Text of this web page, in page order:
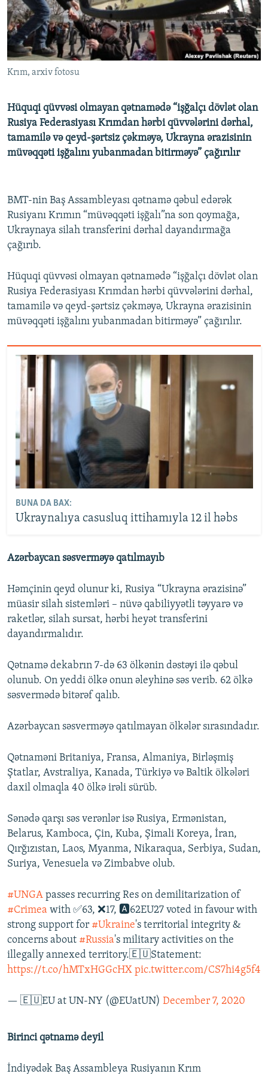
İNFOQRAFIKA
KARIKATURA
AZƏRBAYCAN ƏDƏBIYYATI KITABXANASI
İSLAM VƏ DEMOKRATIYA
İZ - MƏDƏNIYYƏT PROQRAMI
MISSIYAMIZ
PEŞƏ ETIKASI VƏ JURNALISTIKA STANDARTLARIMIZ
MATERIALLARIMIZDAN ISTIFADƏ
AZADLIQRADIOSU MOBIL TELEFONUNUZDA
XƏBƏR BÜLLETENLƏRIMIZ
BIZI IZLƏ
RFE/RL-in bütün saytları
Krım, arxiv fotosu
Hüquqi qüvvəsi olmayan qətnamədə “işğalçı dövlət olan
Rusiya Federasiyası Krımdan hərbi qüvvələrini dərhal,
tamamilə və qeyd-şərtsiz çəkməyə, Ukrayna ərazisinin
müvəqqəti işğalını yubanmadan bitirməyə” çağırılır
BMT-nin Baş Assambleyası qətnamə qəbul edərək
Rusiyanı Krımın “müvəqqəti işğalı”na son qoymağa,
Ukraynaya silah transferini dərhal dayandırmağa
çağırıb.
Hüquqi qüvvəsi olmayan qətnamədə “işğalçı dövlət olan
Rusiya Federasiyası Krımdan hərbi qüvvələrini dərhal,
tamamilə və qeyd-şərtsiz çəkməyə, Ukrayna ərazisinin
müvəqqəti işğalını yubanmadan bitirməyə” çağırılır.
BUNA DA BAX:
Ukraynalıya casusluq ittihamıyla 12 il həbs
Azərbaycan səsverməyə qatılmayıb
Həmçinin qeyd olunur ki, Rusiya “Ukrayna ərazisinə”
müasir silah sistemləri – nüvə qabiliyyətli təyyarə və
raketlər, silah sursat, hərbi heyət transferini
dayandırmalıdır.
Qətnamə dekabrın 7-də 63 ölkənin dəstəyi ilə qəbul
olunub. On yeddi ölkə onun əleyhinə səs verib. 62 ölkə
səsvermədə bitərəf qalıb.
Azərbaycan səsverməyə qatılmayan ölkələr sırasındadır.
Qətnaməni Britaniya, Fransa, Almaniya, Birləşmiş
Ştatlar, Avstraliya, Kanada, Türkiyə və Baltik ölkələri
daxil olmaqla 40 ölkə irəli sürüb.
Sənədə qarşı səs verənlər isə Rusiya, Ermənistan,
Belarus, Kamboca, Çin, Kuba, Şimali Koreya, İran,
Qırğızıstan, Laos, Myanma, Nikaraqua, Serbiya, Sudan,
Suriya, Venesuela və Zimbabve olub.
#UNGA passes recurring Res on demilitarization of
#Crimea with ✅63, ❌17, 🅰️62EU27 voted in favour with
strong support for #Ukraine's territorial integrity &
concerns about #Russia's military activities on the
illegally annexed territory.🇪🇺Statement:
https://t.co/hMTxHGGcHX pic.twitter.com/CS7hi4g5f4
— 🇪🇺EU at UN-NY (@EUatUN) December 7, 2020
Birinci qətnamə deyil
İndiyədək Baş Assambleya Rusiyanın Krım